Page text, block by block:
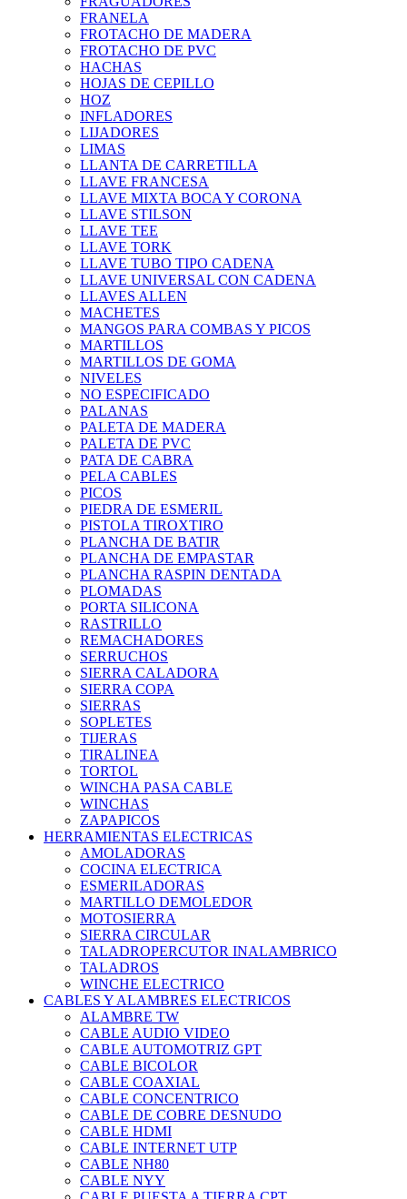
FRANELA
FROTACHO DE MADERA
FROTACHO DE PVC
HACHAS
HOJAS DE CEPILLO
HOZ
INFLADORES
LIJADORES
LIMAS
LLANTA DE CARRETILLA
LLAVE FRANCESA
LLAVE MIXTA BOCA Y CORONA
LLAVE STILSON
LLAVE TEE
LLAVE TORK
LLAVE TUBO TIPO CADENA
LLAVE UNIVERSAL CON CADENA
LLAVES ALLEN
MACHETES
MANGOS PARA COMBAS Y PICOS
MARTILLOS
MARTILLOS DE GOMA
NIVELES
NO ESPECIFICADO
PALANAS
PALETA DE MADERA
PALETA DE PVC
PATA DE CABRA
PELA CABLES
PICOS
PIEDRA DE ESMERIL
PISTOLA TIROXTIRO
PLANCHA DE BATIR
PLANCHA DE EMPASTAR
PLANCHA RASPIN DENTADA
PLOMADAS
PORTA SILICONA
RASTRILLO
REMACHADORES
SERRUCHOS
SIERRA CALADORA
SIERRA COPA
SIERRAS
SOPLETES
TIJERAS
TIRALINEA
TORTOL
WINCHA PASA CABLE
WINCHAS
ZAPAPICOS
HERRAMIENTAS ELECTRICAS
AMOLADORAS
COCINA ELECTRICA
ESMERILADORAS
MARTILLO DEMOLEDOR
MOTOSIERRA
SIERRA CIRCULAR
TALADROPERCUTOR INALAMBRICO
TALADROS
WINCHE ELECTRICO
CABLES Y ALAMBRES ELECTRICOS
ALAMBRE TW
CABLE AUDIO VIDEO
CABLE AUTOMOTRIZ GPT
CABLE BICOLOR
CABLE COAXIAL
CABLE CONCENTRICO
CABLE DE COBRE DESNUDO
CABLE HDMI
CABLE INTERNET UTP
CABLE NH80
CABLE NYY